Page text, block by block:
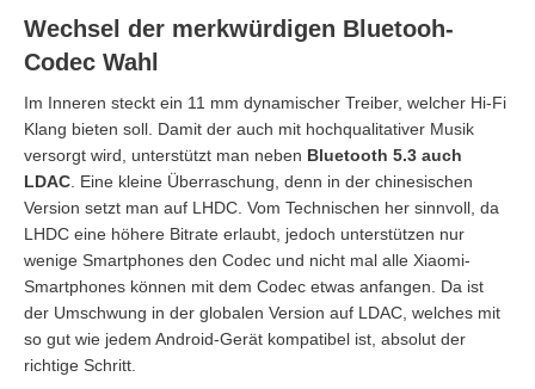
Wechsel der merkwürdigen Bluetooh-
Codec Wahl
Im Inneren steckt ein 11 mm dynamischer Treiber, welcher Hi-Fi
Klang bieten soll. Damit der auch mit hochqualitativer Musik
versorgt wird, unterstützt man neben Bluetooth 5.3 auch
LDAC . Eine kleine Überraschung, denn in der chinesischen
Version setzt man auf LHDC. Vom Technischen her sinnvoll, da
LHDC eine höhere Bitrate erlaubt, jedoch unterstützen nur
wenige Smartphones den Codec und nicht mal alle Xiaomi-
Smartphones können mit dem Codec etwas anfangen. Da ist
der Umschwung in der globalen Version auf LDAC, welches mit
so gut wie jedem Android-Gerät kompatibel ist, absolut der
richtige Schritt.